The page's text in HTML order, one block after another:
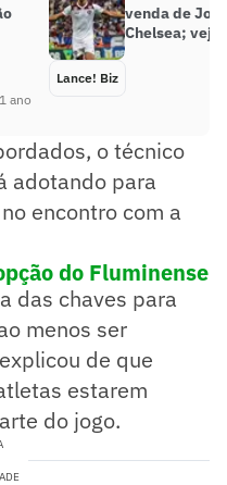
ano
venda de
Chelsea; veja
Lance! Biz
o técnico
adotando para
encontro com a
do Fluminense
das chaves para
menos ser
de que
estarem
do jogo.